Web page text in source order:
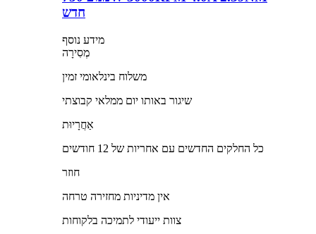
חדש
מידע נוסף
מְסִירָה
משלוח בינלאומי זמין
שיגור באותו יום ממלאי קבוצתי
אַחֲרָיוּת
כל החלקים החדשים עם אחריות של 12 חודשים
חוזר
אין מדיניות מחזירה טרחה
צוות ייעודי לתמיכה בלקוחות